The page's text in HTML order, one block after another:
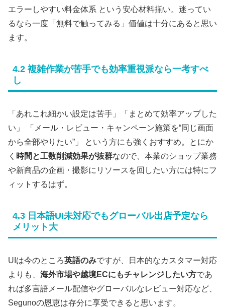
エラーしやすい料金体系 という安心材料揃い。迷ってい
るなら一度「無料で触ってみる」価値は十分にあると思い
ます。
4.2 複雑作業が苦手でも効率重視派なら一考すべ
し
「あれこれ細かい設定は苦手」「まとめて効率アップした
い」 「メール・レビュー・キャンペーン施策を“同じ画面
から全部やりたい”」 という方にも強くおすすめ。とにか
く 時間と工数削減効果が抜群なので、本業のショップ業務
や新商品の企画・撮影にリソースを回したい方には特にフ
ィットするはず。
4.3 日本語UI未対応でもグローバル出店予定なら
メリット大
UIは今のところ英語のみですが、日本的なカスタマー対応
よりも、 海外市場や越境ECにもチャレンジしたい方であ
れば多言語メール配信やグローバルなレビュー対応など、
Segunoの恩恵は存分に享受できると思います。